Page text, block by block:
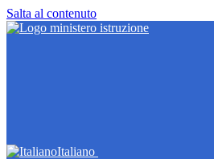
Salta al contenuto
Italiano